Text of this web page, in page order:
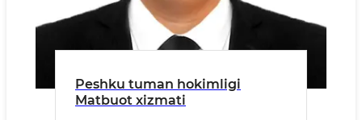
Peshku tuman hokimligi
Matbuot xizmati